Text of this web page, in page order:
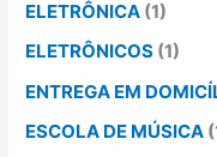
ELETRÔNICA (1)
ELETRÔNICOS (1)
ENTREGA EM
ESCOLA DE MÚSICA